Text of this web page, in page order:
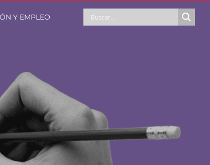
Y EMPLEO